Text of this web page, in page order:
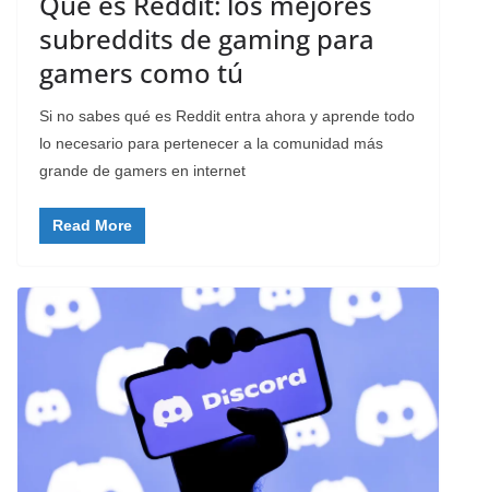
subreddits de gaming para
gamers como tú
Si no sabes qué es Reddit entra ahora y aprende todo
lo necesario para pertenecer a la comunidad más
grande de gamers en internet
Read More